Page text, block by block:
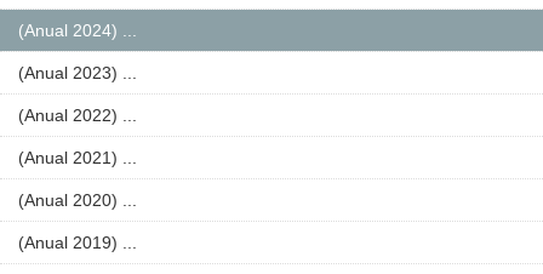
(Anual 2024) ...
(Anual 2023) ...
(Anual 2022) ...
(Anual 2021) ...
(Anual 2020) ...
(Anual 2019) ...